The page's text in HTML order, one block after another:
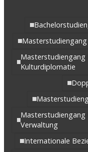
Masterstudiengang
Kulturdiplomatie
Masterstudiengang
Verwaltung
Internationale